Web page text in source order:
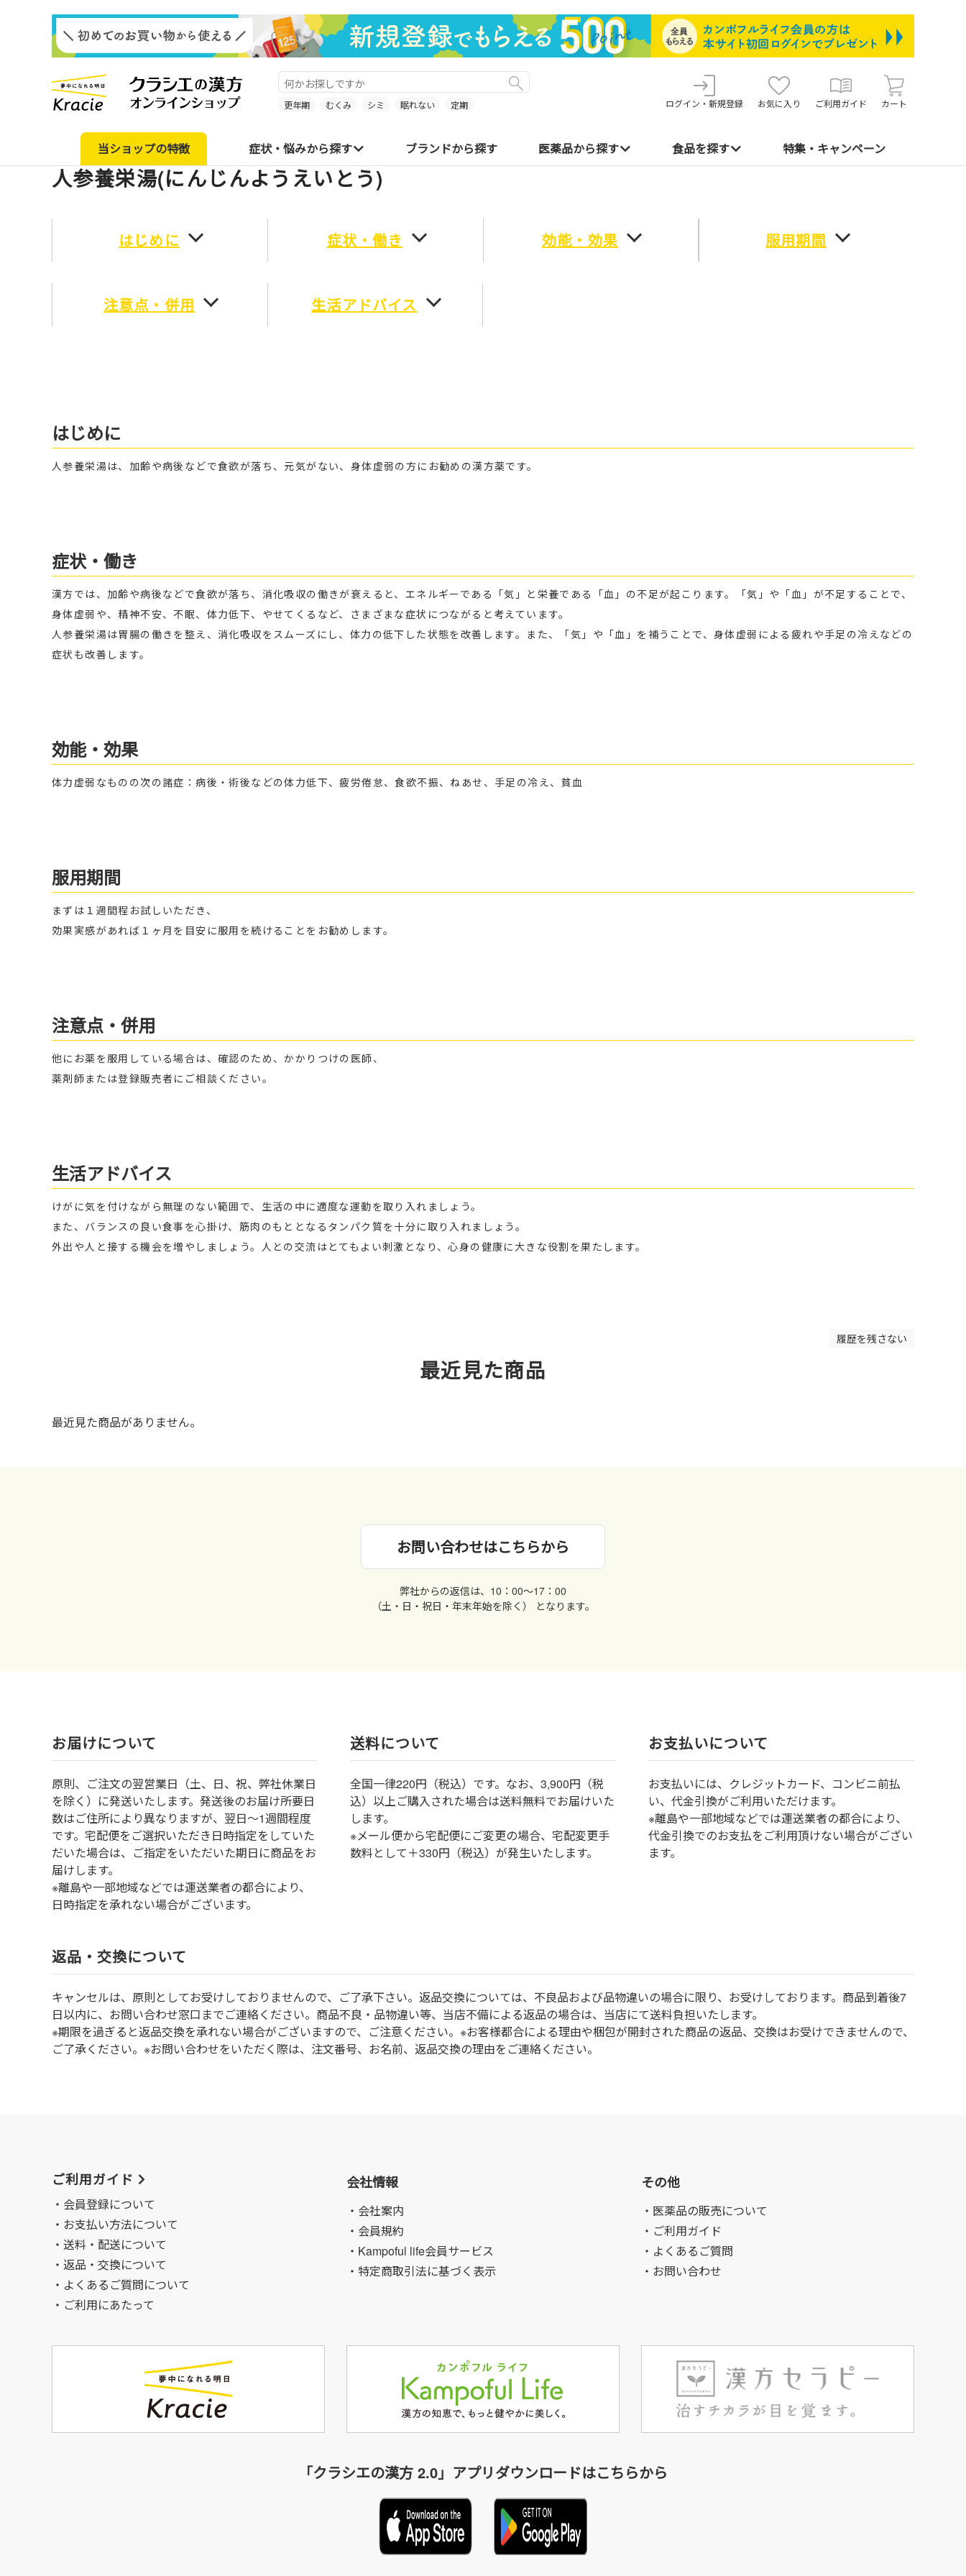
更年期 むくみ シミ 眠れない 定期 ログイン・新規登録 お気に入り ご利用ガイド カート
当ショップの特徴 症状・悩みから探す ブランドから探す 医薬品から探す 食品を探す 特集・キャンペーン
人参養栄湯(にんじんようえいとう)
はじめに 症状・働き 効能・効果 服用期間
注意点・併用 生活アドバイス
はじめに
人参養栄湯は、加齢や病後などで食欲が落ち、元気がない、身体虚弱の方にお勧めの漢方薬です。
症状・働き
漢方では、加齢や病後などで食欲が落ち、消化吸収の働きが衰えると、エネルギーである「気」と栄養である「血」の不足が起こります。「気」や「血」が不足することで、
身体虚弱や、精神不安、不眠、体力低下、やせてくるなど、さまざまな症状につながると考えています。
人参養栄湯は胃腸の働きを整え、消化吸収をスムーズにし、体力の低下した状態を改善します。また、「気」や「血」を補うことで、身体虚弱による疲れや手足の冷えなどの
症状も改善します。
効能・効果
体力虚弱なものの次の諸症：病後・術後などの体力低下、疲労倦怠、食欲不振、ねあせ、手足の冷え、貧血
服用期間
まずは１週間程お試しいただき、
効果実感があれば１ヶ月を目安に服用を続けることをお勧めします。
注意点・併用
他にお薬を服用している場合は、確認のため、かかりつけの医師、
薬剤師または登録販売者にご相談ください。
生活アドバイス
けがに気を付けながら無理のない範囲で、生活の中に適度な運動を取り入れましょう。
また、バランスの良い食事を心掛け、筋肉のもととなるタンパク質を十分に取り入れましょう。
外出や人と接する機会を増やしましょう。人との交流はとてもよい刺激となり、心身の健康に大きな役割を果たします。
履歴を残さない
最近見た商品
最近見た商品がありません。
お問い合わせはこちらから
弊社からの返信は、10：00〜17：00
（土・日・祝日・年末年始を除く） となります。
お届けについて
原則、ご注文の翌営業日（土、日、祝、弊社休業日
を除く）に発送いたします。発送後のお届け所要日
数はご住所により異なりますが、翌日～1週間程度
です。宅配便をご選択いただき日時指定をしていた
だいた場合は、ご指定をいただいた期日に商品をお
届けします。
※離島や一部地域などでは運送業者の都合により、
日時指定を承れない場合がございます。
送料について
全国一律220円（税込）です。なお、3,900円（税
込）以上ご購入された場合は送料無料でお届けいた
します。
※メール便から宅配便にご変更の場合、宅配変更手
数料として＋330円（税込）が発生いたします。
お⽀払いについて
お⽀払いには、クレジットカード、コンビニ前払
い、代金引換がご利用いただけます。
※離島や一部地域などでは運送業者の都合により、
代金引換でのお支払をご利用頂けない場合がござい
ます。
返品・交換について
キャンセルは、原則としてお受けしておりませんので、ご了承下さい。返品交換については、不良品および品物違いの場合に限り、お受けしております。商品到着後7
⽇以内に、お問い合わせ窓⼝までご連絡ください。商品不良・品物違い等、当店不備による返品の場合は、当店にて送料負担いたします。
※期限を過ぎると返品交換を承れない場合がございますので、ご注意ください。※お客様都合による理由や梱包が開封された商品の返品、交換はお受けできませんので、
ご了承ください。※お問い合わせをいただく際は、注文番号、お名前、返品交換の理由をご連絡ください。
ご利用ガイド
会員登録について
お支払い方法について
送料・配送について
返品・交換について
よくあるご質問について
ご利用にあたって
会社情報
・会社案内
・会員規約
・Kampoful life会員サービス
・特定商取引法に基づく表示
その他
・医薬品の販売について
・ご利用ガイド
・よくあるご質問
・お問い合わせ
「クラシエの漢方 2.0」アプリダウンロードはこちらから